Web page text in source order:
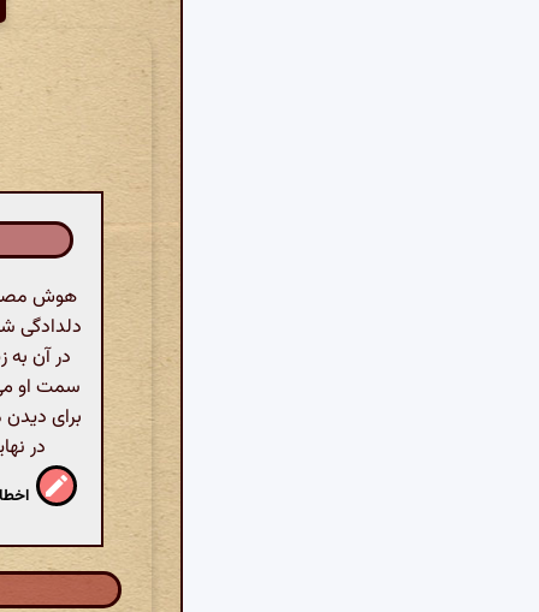
هوش
دلدادگی
در آن
سمت او
برای
در